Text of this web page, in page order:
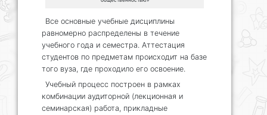
Все основные учебные дисциплины
равномерно распределены в течение
учебного года и семестра. Аттестация
студентов по предметам происходит на базе
того вуза, где проходило его освоение.
Учебный процесс построен в рамках
комбинации аудиторной (лекционная и
семинарская) работа, прикладные